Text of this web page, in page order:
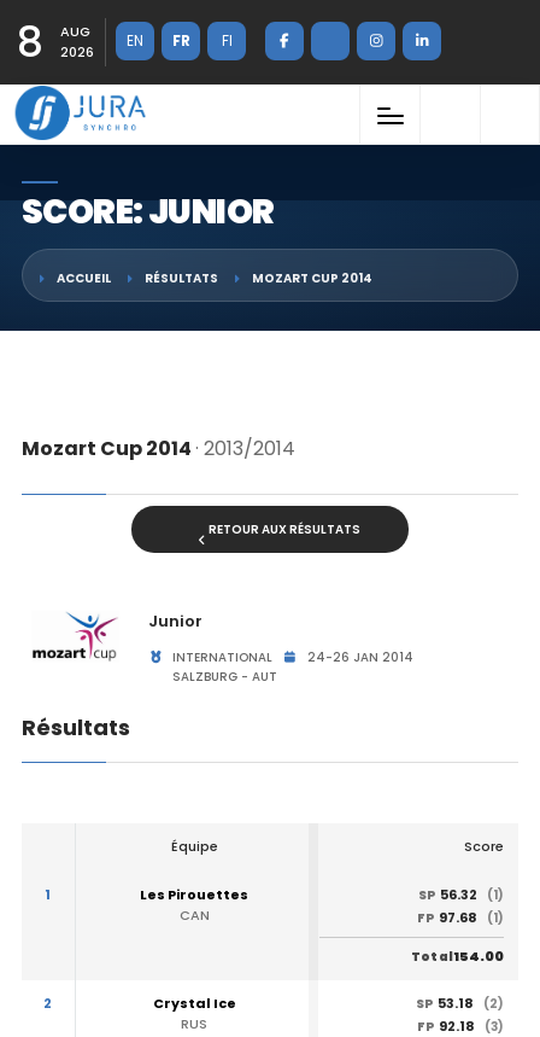
8
AUG
2026
EN FR FI
SCORE: JUNIOR
ACCUEIL RÉSULTATS MOZART CUP 2014
Mozart Cup 2014· 2013/2014
RETOUR AUX RÉSULTATS
Junior
INTERNATIONAL
24-26 JAN 2014
SALZBURG - AUT
Résultats
Équipe Score
1
Les Pirouettes
CAN
SP 56.32
(1)
FP 97.68 (1)
Total154.00
2
Crystal Ice
RUS
SP 53.18
(2)
FP 92.18 (3)